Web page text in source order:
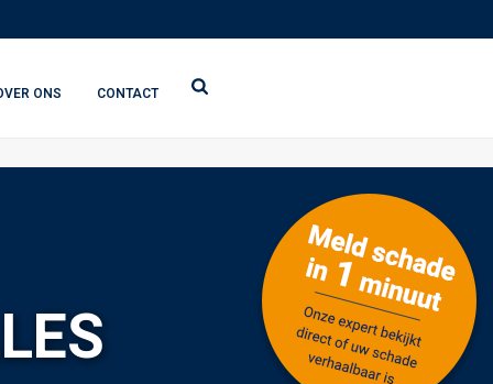
ONS CONTACT